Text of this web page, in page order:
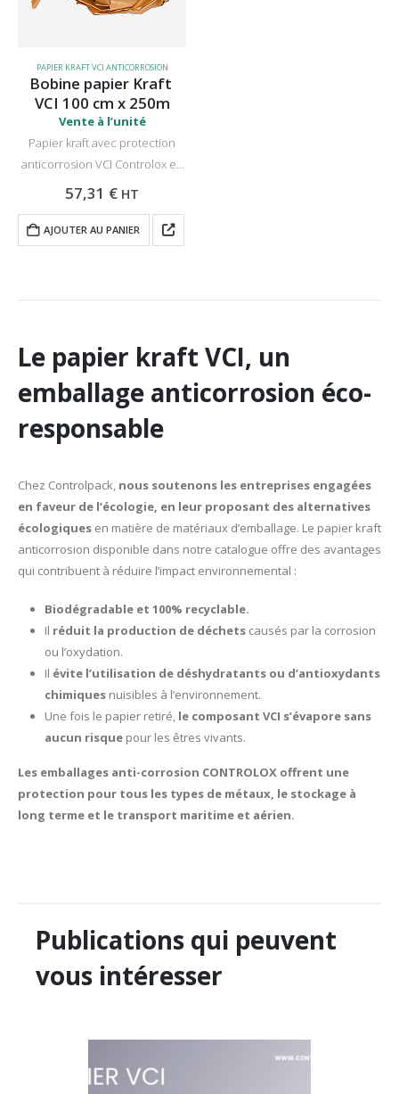
PAPIER KRAFT VCI ANTICORROSION
Bobine papier Kraft
VCI 100 cm x 250m
Vente à l’unité
Papier kraft avec protection
anticorrosion VCI Controlox en
bobines de 100 cm de large et
l’emballage et la protection des
pièces métalliques. Prix par…
57,31 € HT
AJOUTER AU PANIER
Le papier kraft VCI, un
emballage anticorrosion éco-
responsable
Chez Controlpack, nous soutenons les entreprises engagées
en faveur de l’écologie, en leur proposant des alternatives
écologiques en matière de matériaux d’emballage. Le papier kraft
anticorrosion disponible dans notre catalogue offre des avantages
qui contribuent à réduire l’impact environnemental :
Biodégradable et 100% recyclable.
Il réduit la production de déchetscausés par la corrosion
ou l’oxydation.
Il évite l’utilisation de déshydratants ou d’antioxydants
chimiquesnuisibles à l’environnement.
Une fois le papier retiré, le composant VCI s’évapore sans
aucun risquepour les êtres vivants.
Les emballages anti-corrosion CONTROLOX offrent une
protection pour tous les types de métaux, le stockage à
long terme et le transport maritime et aérien.
Publications qui peuvent
vous intéresser